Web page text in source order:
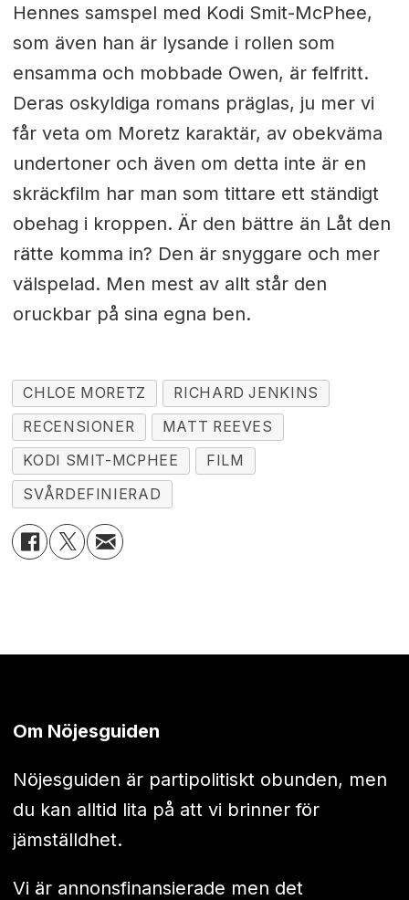
Hennes samspel med Kodi Smit-McPhee,
som även han är lysande i rollen som
ensamma och mobbade Owen, är felfritt.
Deras oskyldiga romans präglas, ju mer vi
får veta om Moretz karaktär, av obekväma
undertoner och även om detta inte är en
skräckfilm har man som tittare ett ständigt
obehag i kroppen. Är den bättre än Låt den
rätte komma in? Den är snyggare och mer
välspelad. Men mest av allt står den
oruckbar på sina egna ben.
CHLOE MORETZ
RICHARD JENKINS
RECENSIONER
MATT REEVES
KODI SMIT-MCPHEE
FILM
SVÅRDEFINIERAD
Om Nöjesguiden
Nöjesguiden är partipolitiskt obunden, men
du kan alltid lita på att vi brinner för
jämställdhet.
Vi är annonsfinansierade men det